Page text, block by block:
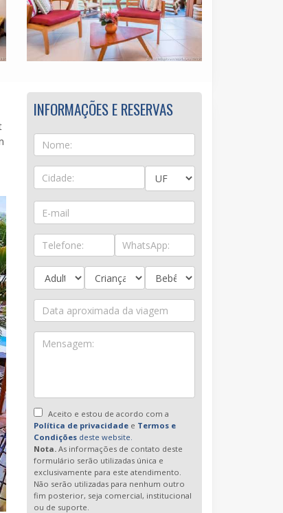
INFORMAÇÕES E RESERVAS
Aceito e estou de acordo com a
Política de privacidade e Termos e
Condições deste website.
Nota. As informações de contato deste
formulário serão utilizadas única e
exclusivamente para este atendimento.
Não serão utilizadas para nenhum outro
fim posterior, seja comercial, institucional
ou de suporte.